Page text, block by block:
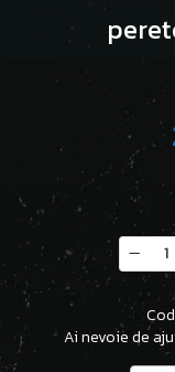
Ai nevoie de